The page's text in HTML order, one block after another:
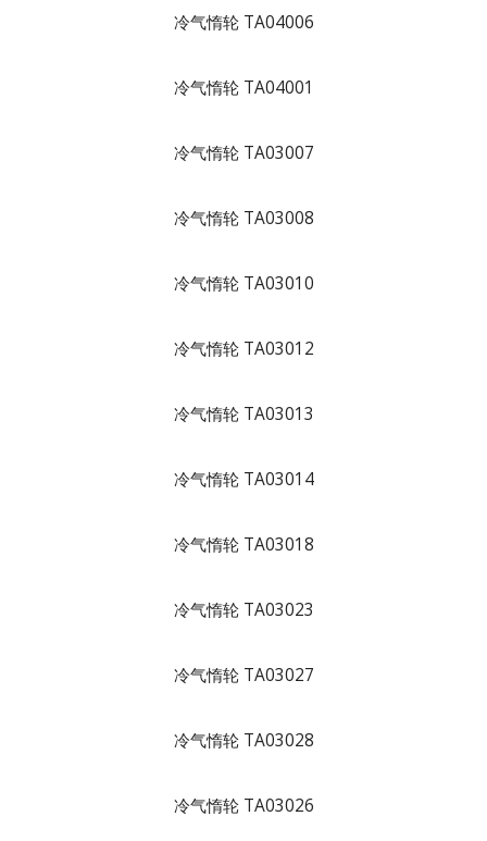
冷气惰轮 TA04006
冷气惰轮 TA04001
冷气惰轮 TA03007
冷气惰轮 TA03008
冷气惰轮 TA03010
冷气惰轮 TA03012
冷气惰轮 TA03013
冷气惰轮 TA03014
冷气惰轮 TA03018
冷气惰轮 TA03023
冷气惰轮 TA03027
冷气惰轮 TA03028
冷气惰轮 TA03026